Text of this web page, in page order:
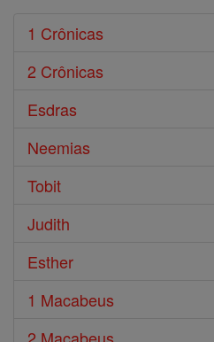
1 Crônicas
2 Crônicas
Esdras
Neemias
Tobit
Judith
Esther
1 Macabeus